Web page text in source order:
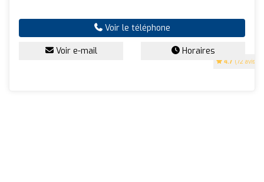
4.7 (72 avis)
Voir le téléphone
Voir e-mail Horaires